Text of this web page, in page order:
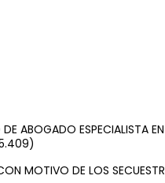
ABOGADO ESPECIALISTA
MOTIVO DE LOS